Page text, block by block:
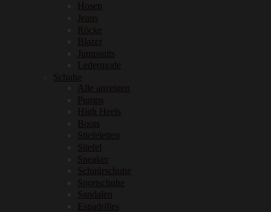
Hosen
Jeans
Röcke
Blazer
Jumpsuits
Ledermode
Schuhe
Alle anzeigen
Pumps
High Heels
Boots
Stiefeletten
Stiefel
Sneaker
Schnürschuhe
Sportschuhe
Sandalen
Espadrilles